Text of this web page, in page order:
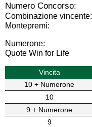
Numero Concorso:
Combinazione vincente:
Montepremi:
Numerone:
Quote Win for Life
Vincita
10 + Numerone
10
9 + Numerone
9